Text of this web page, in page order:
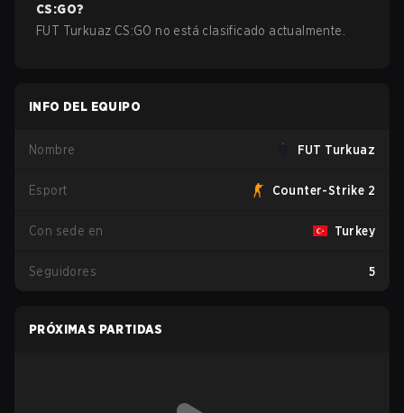
CS:GO?
FUT Turkuaz CS:GO no está clasificado actualmente.
INFO DEL EQUIPO
Nombre FUT Turkuaz
Esport Counter-Strike 2
Con sede en Turkey
Seguidores 5
PRÓXIMAS PARTIDAS